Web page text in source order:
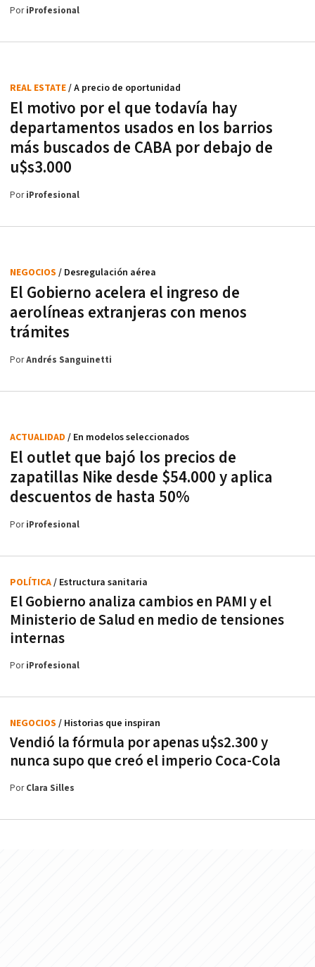
PoriProfesional
El motivo por el que todavía hay
departamentos usados en los barrios
más buscados de CABA por debajo de
u$s3.000
REAL ESTATE/ A precio de oportunidad
PoriProfesional
El Gobierno acelera el ingreso de
aerolíneas extranjeras con menos
trámites
NEGOCIOS / Desregulación aérea
PorAndrés Sanguinetti
El outlet que bajó los precios de
zapatillas Nike desde $54.000 y aplica
descuentos de hasta 50%
ACTUALIDAD / En modelos seleccionados
PoriProfesional
El Gobierno analiza cambios en PAMI y el
Ministerio de Salud en medio de tensiones
internas
POLÍTICA/ Estructura sanitaria
PoriProfesional
Vendió la fórmula por apenas u$s2.300 y
nunca supo que creó el imperio Coca-Cola
NEGOCIOS / Historias que inspiran
PorClara Silles